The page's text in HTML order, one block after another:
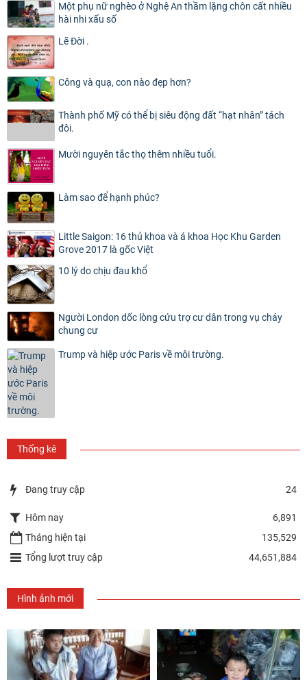
Một phụ nữ nghèo ở Nghệ An thầm lặng chôn cất nhiều
hài nhi xấu số
Lẽ Đời .
Công và quạ, con nào đẹp hơn?
Thành phố Mỹ có thể bị siêu động đất “hạt nhân” tách
đôi.
Mười nguyên tắc thọ thêm nhiều tuổi.
Làm sao để hạnh phúc?
Little Saigon: 16 thủ khoa và á khoa Học Khu Garden
Grove 2017 là gốc Việt
10 lý do chịu đau khổ
Người London dốc lòng cứu trợ cư dân trong vụ cháy
chung cư
Trump và hiệp ước Paris về môi trường.
Thống kê
Đang truy cập 24
Hôm nay
6,891
Tháng hiện tại
135,529
Tổng lượt truy cập
44,651,884
Hình ảnh mới